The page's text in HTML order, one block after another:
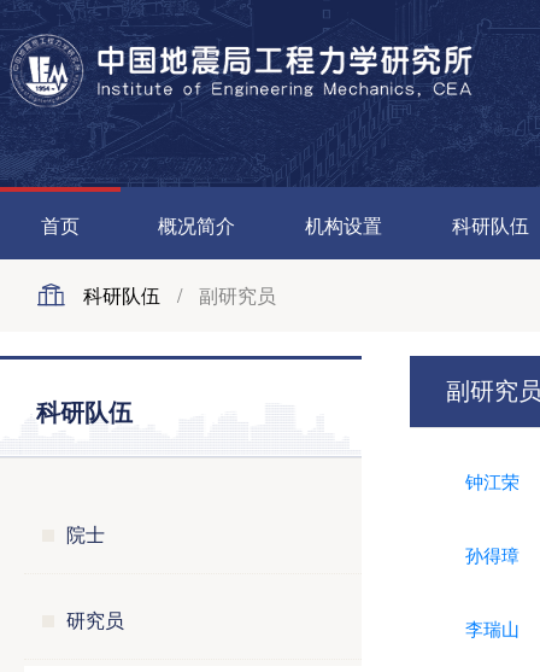
首页 概况简介 机构设置 科研队伍
科研队伍 / 副研究员
科研队伍
院士
研究员
副研究
钟江荣
孙得璋
李瑞山